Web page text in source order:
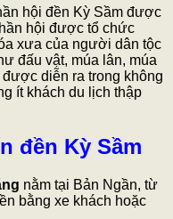
hội đền Kỳ Sầm được
hội được tổ chức
xưa của người dân tộc
đấu vật, múa lân, múa
diễn ra trong không
ít khách du lịch thập
đền Kỳ Sầm
nằm tại Bản Ngần, từ
bằng xe khách hoặc